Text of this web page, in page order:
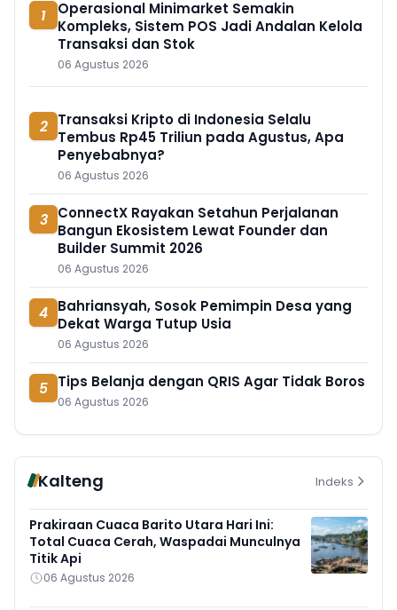
1
Operasional Minimarket Semakin
Kompleks, Sistem POS Jadi Andalan Kelola
Transaksi dan Stok
06 Agustus 2026
2 Transaksi Kripto di Indonesia Selalu
Tembus Rp45 Triliun pada Agustus, Apa
Penyebabnya?
06 Agustus 2026
3 ConnectX Rayakan Setahun Perjalanan
Bangun Ekosistem Lewat Founder dan
Builder Summit 2026
06 Agustus 2026
4 Bahriansyah, Sosok Pemimpin Desa yang
Dekat Warga Tutup Usia
06 Agustus 2026
5 Tips Belanja dengan QRIS Agar Tidak Boros
06 Agustus 2026
Kalteng Indeks
Prakiraan Cuaca Barito Utara Hari Ini:
Total Cuaca Cerah, Waspadai Munculnya
Titik Api
06 Agustus 2026